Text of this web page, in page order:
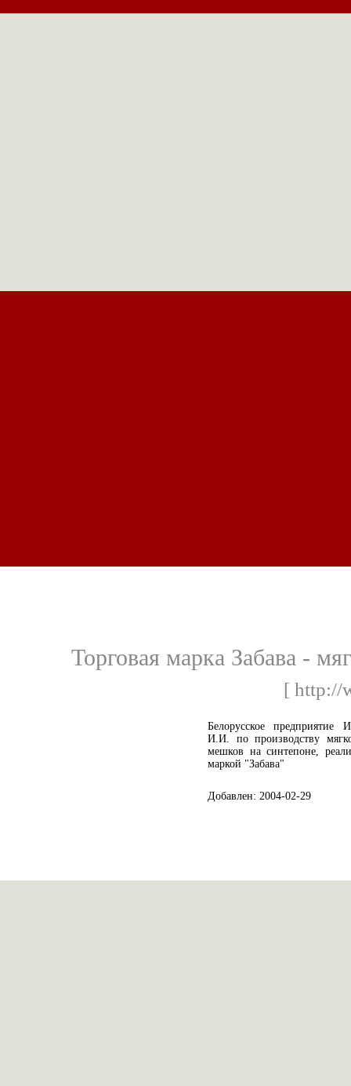
Торговая марка Забава -
[ http://
Белорусское предприятие
И.И. по производству
мешков на синтепоне,
маркой "Забава"
Добавлен: 2004-02-29